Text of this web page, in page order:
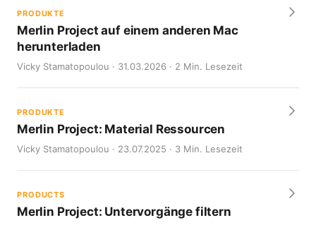
PRODUKTE
Merlin Project auf einem anderen Mac
herunterladen
Vicky Stamatopoulou · 31.03.2026 · 2 Min. Lesezeit
PRODUKTE
Merlin Project: Material Ressourcen
Vicky Stamatopoulou · 23.07.2025 · 3 Min. Lesezeit
PRODUCTS
Merlin Project: Untervorgänge filtern